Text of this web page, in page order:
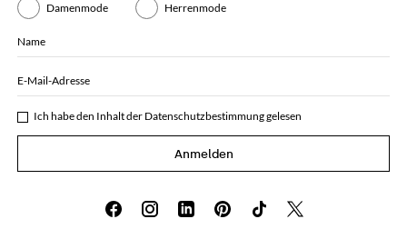
Damenmode Herrenmode
Name
E-Mail-Adresse
Ich habe den Inhalt der Datenschutzbestimmunggelesen
Anmelden